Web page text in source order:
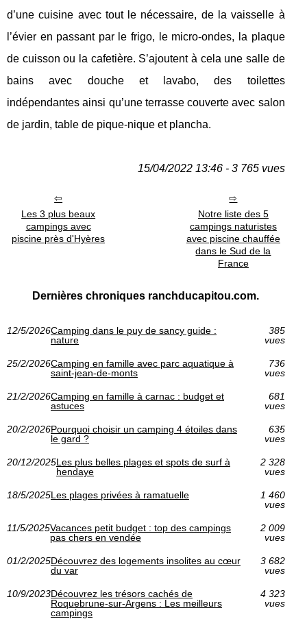
d’une cuisine avec tout le nécessaire, de la vaisselle à
l’évier en passant par le frigo, le micro-ondes, la plaque
de cuisson ou la cafetière. S’ajoutent à cela une salle de
bains avec douche et lavabo, des toilettes
indépendantes ainsi qu’une terrasse couverte avec salon
de jardin, table de pique-nique et plancha.
15/04/2022 13:46 - 3 765 vues
Les 3 plus beaux
campings avec
piscine près d'Hyères
Notre liste des 5
campings naturistes
avec piscine chauffée
dans le Sud de la
France
Dernières chroniques ranchducapitou.com.
12/5/2026Camping dans le puy de sancy guide :
nature
385
vues
25/2/2026Camping en famille avec parc aquatique à
saint-jean-de-monts
736
vues
21/2/2026Camping en famille à carnac : budget et
astuces
681
vues
20/2/2026Pourquoi choisir un camping 4 étoiles dans
le gard ?
635
vues
20/12/2025Les plus belles plages et spots de surf à
hendaye
2 328
vues
18/5/2025Les plages privées à ramatuelle
1 460
vues
11/5/2025Vacances petit budget : top des campings
pas chers en vendée
2 009
vues
01/2/2025Découvrez des logements insolites au cœur
du var
3 682
vues
10/9/2023Découvrez les trésors cachés de
Roquebrune-sur-Argens : Les meilleurs
campings
4 323
vues